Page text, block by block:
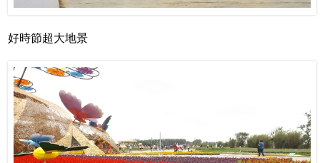
好時節超大地景